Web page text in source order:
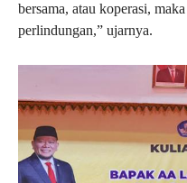
bersama, atau koperasi,
perlindungan,” ujarnya.